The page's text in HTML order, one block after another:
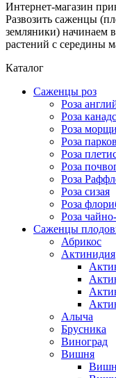
Интернет-магазин
Развозить саженцы
земляники) начинаем
растений с середины
Каталог
Саженцы роз
Роза
Роза
Роза
Роза
Роза
Роза
Роза
Роза сизая
Роза
Роза
Саженцы
Абрикос
Актинидия
Алыча
Брусника
Виноград
Вишня